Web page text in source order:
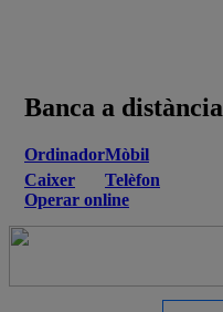
Banca a distància
OrdinadorMòbil
Caixer
Telèfon
Operar online